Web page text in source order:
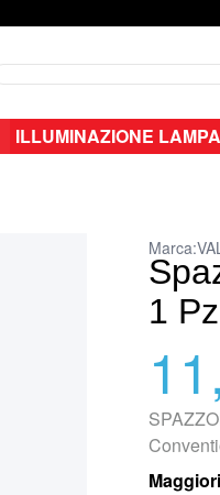
ILLUMINAZIONE
1
Marca: